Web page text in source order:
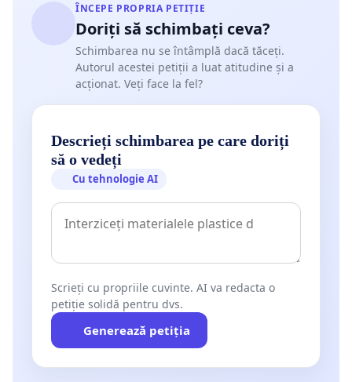
ÎNCEPE PROPRIA PETIȚIE
Doriți să schimbați ceva?
Schimbarea nu se întâmplă dacă tăceți.
Autorul acestei petiții a luat atitudine și a
acționat. Veți face la fel?
Descrieți schimbarea pe care doriți
să o vedeți
Cu tehnologie AI
Scrieți cu propriile cuvinte. AI va redacta o
petiție solidă pentru dvs.
Generează petiția